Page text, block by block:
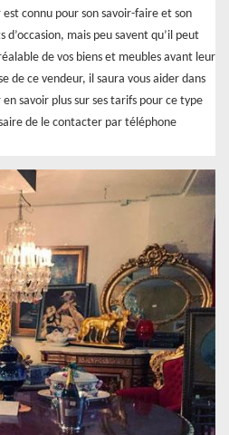
connu pour son savoir-faire et son
d’occasion, mais peu savent qu’il peut
de vos biens et meubles avant leur
de ce vendeur, il saura vous aider dans
en savoir plus sur ses tarifs pour ce type
de le contacter par téléphone